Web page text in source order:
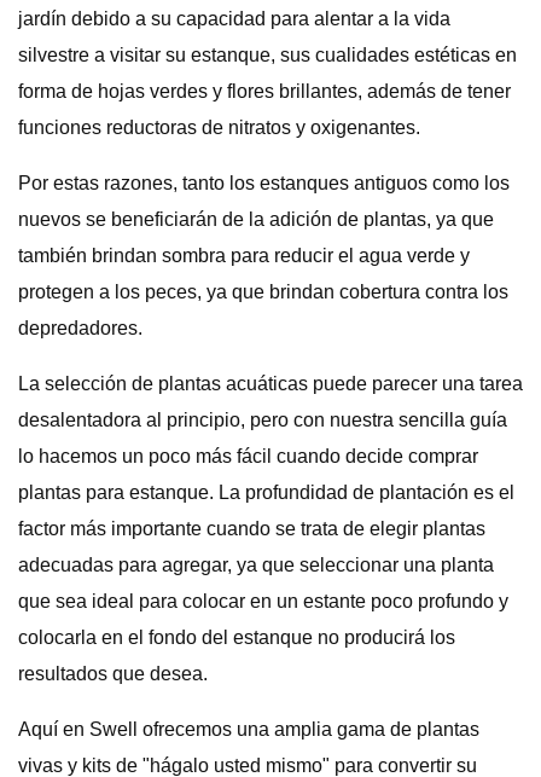
jardín debido a su capacidad para alentar a la vida
silvestre a visitar su estanque, sus cualidades estéticas en
forma de hojas verdes y flores brillantes, además de tener
funciones reductoras de nitratos y oxigenantes.
Por estas razones, tanto los estanques antiguos como los
nuevos se beneficiarán de la adición de plantas, ya que
también brindan sombra para reducir el agua verde y
protegen a los peces, ya que brindan cobertura contra los
depredadores.
La selección de plantas acuáticas puede parecer una tarea
desalentadora al principio, pero con nuestra sencilla guía
lo hacemos un poco más fácil cuando decide comprar
plantas para estanque. La profundidad de plantación es el
factor más importante cuando se trata de elegir plantas
adecuadas para agregar, ya que seleccionar una planta
que sea ideal para colocar en un estante poco profundo y
colocarla en el fondo del estanque no producirá los
resultados que desea.
Aquí en Swell ofrecemos una amplia gama de plantas
vivas y kits de "hágalo usted mismo" para convertir su